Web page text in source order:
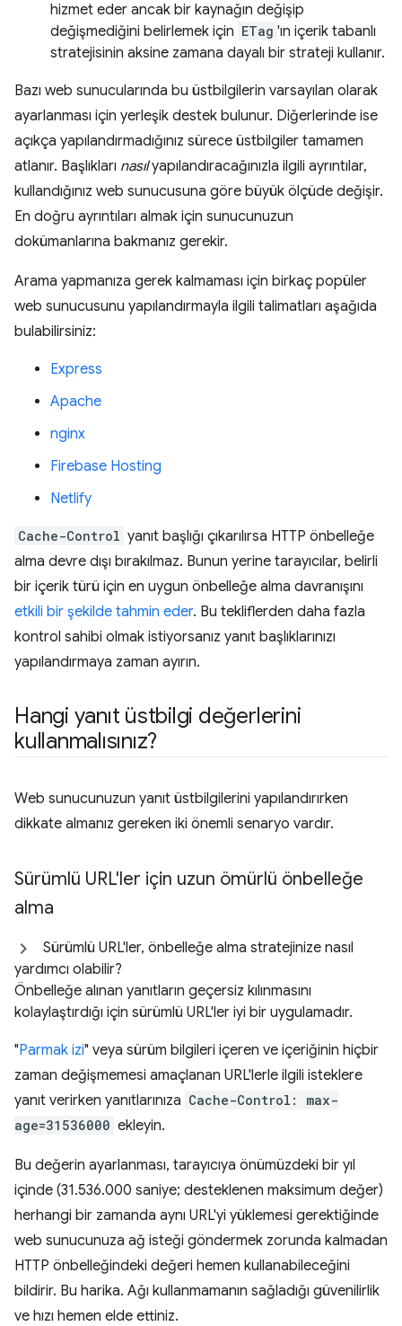
hizmet eder ancak bir kaynağın değişip
değişmediğini belirlemek için ETag 'ın içerik tabanlı
stratejisinin aksine zamana dayalı bir strateji kullanır.
Bazı web sunucularında bu üstbilgilerin varsayılan olarak
ayarlanması için yerleşik destek bulunur. Diğerlerinde ise
açıkça yapılandırmadığınız sürece üstbilgiler tamamen
atlanır. Başlıkları nasılyapılandıracağınızla ilgili ayrıntılar,
kullandığınız web sunucusuna göre büyük ölçüde değişir.
En doğru ayrıntıları almak için sunucunuzun
dokümanlarına bakmanız gerekir.
Arama yapmanıza gerek kalmaması için birkaç popüler
web sunucusunu yapılandırmayla ilgili talimatları aşağıda
bulabilirsiniz:
Express
Apache
nginx
Firebase Hosting
Netlify
Cache-Control yanıt başlığı çıkarılırsa HTTP önbelleğe
alma devre dışı bırakılmaz. Bunun yerine tarayıcılar, belirli
bir içerik türü için en uygun önbelleğe alma davranışını
etkili bir şekilde tahmin eder. Bu tekliflerden daha fazla
kontrol sahibi olmak istiyorsanız yanıt başlıklarınızı
yapılandırmaya zaman ayırın.
Hangi yanıt üstbilgi değerlerini
kullanmalısınız?
Web sunucunuzun yanıt üstbilgilerini yapılandırırken
dikkate almanız gereken iki önemli senaryo vardır.
Sürümlü URL'ler için uzun ömürlü önbelleğe
alma
Sürümlü URL'ler, önbelleğe alma stratejinize nasıl
yardımcı olabilir?
Önbelleğe alınan yanıtların geçersiz kılınmasını
kolaylaştırdığı için sürümlü URL'ler iyi bir uygulamadır.
"Parmak izi" veya sürüm bilgileri içeren ve içeriğinin hiçbir
zaman değişmemesi amaçlanan URL'lerle ilgili isteklere
yanıt verirken yanıtlarınıza Cache-Control: max-
age=31536000 ekleyin.
Bu değerin ayarlanması, tarayıcıya önümüzdeki bir yıl
içinde (31.536.000 saniye; desteklenen maksimum değer)
herhangi bir zamanda aynı URL'yi yüklemesi gerektiğinde
web sunucunuza ağ isteği göndermek zorunda kalmadan
HTTP önbelleğindeki değeri hemen kullanabileceğini
bildirir. Bu harika. Ağı kullanmamanın sağladığı güvenilirlik
ve hızı hemen elde ettiniz.